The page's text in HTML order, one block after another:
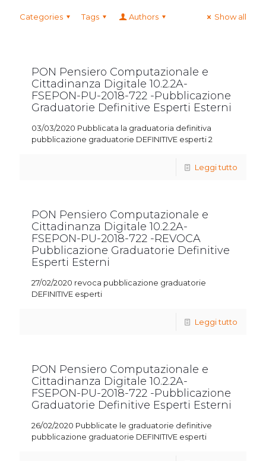
Categories Tags Authors Show all
PON Pensiero Computazionale e
Cittadinanza Digitale 10.2.2A-
FSEPON-PU-2018-722 -Pubblicazione
Graduatorie Definitive Esperti Esterni
03/03/2020 Pubblicata la graduatoria definitiva
pubblicazione graduatorie DEFINITIVE esperti 2
Leggi tutto
PON Pensiero Computazionale e
Cittadinanza Digitale 10.2.2A-
FSEPON-PU-2018-722 -REVOCA
Pubblicazione Graduatorie Definitive
Esperti Esterni
27/02/2020 revoca pubblicazione graduatorie
DEFINITIVE esperti
Leggi tutto
PON Pensiero Computazionale e
Cittadinanza Digitale 10.2.2A-
FSEPON-PU-2018-722 -Pubblicazione
Graduatorie Definitive Esperti Esterni
26/02/2020 Pubblicate le graduatorie definitive
pubblicazione graduatorie DEFINITIVE esperti